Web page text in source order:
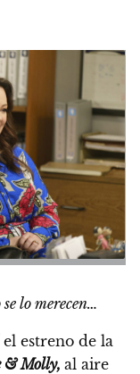
lo merecen…
el estreno de la
& Molly, al aire